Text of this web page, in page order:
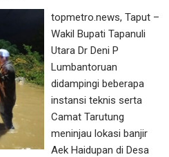
topmetro.news, Taput –
Wakil Bupati Tapanuli
Utara Dr Deni P
Lumbantoruan
didampingi beberapa
instansi teknis serta
Camat Tarutung
meninjau lokasi banjir
Aek Haidupan di Desa